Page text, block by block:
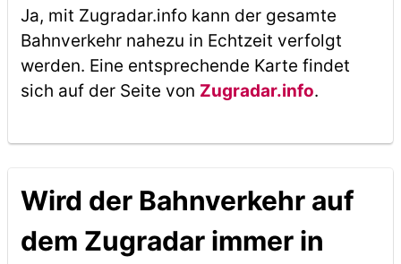
Ja, mit Zugradar.info kann der gesamte
Bahnverkehr nahezu in Echtzeit verfolgt
werden. Eine entsprechende Karte findet
sich auf der Seite von Zugradar.info.
Wird der Bahnverkehr auf
dem Zugradar immer in